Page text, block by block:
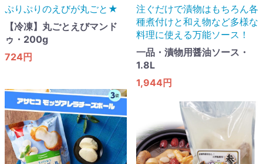
ぷりぷりのえびが丸ごと★
【冷凍】丸ごとえびマンド
ゥ・200g
724円
注ぐだけで漬物はもちろん各
種煮付けと和え物など多様な
料理に使える万能ソース！
一品・漬物用醤油ソース・
1.8L
1,944円